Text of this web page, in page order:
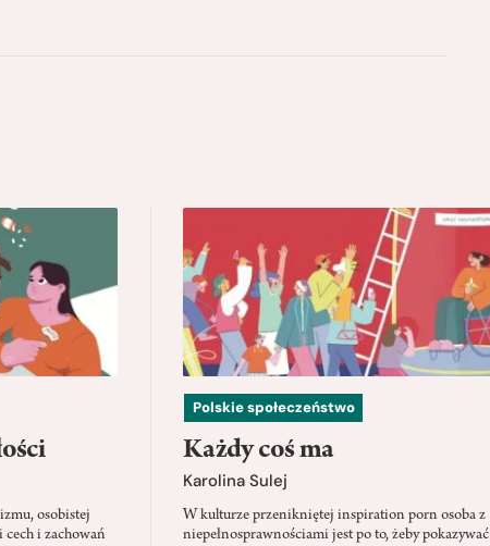
osobistej
i zachowań
Polskie społeczeństwo
Każdy coś ma
Karolina Sulej
W kulturze przenikniętej inspiration porn osoba z
niepełnosprawnościami jest po to, żeby pokazywać